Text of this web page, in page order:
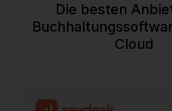
Die besten
Cloud